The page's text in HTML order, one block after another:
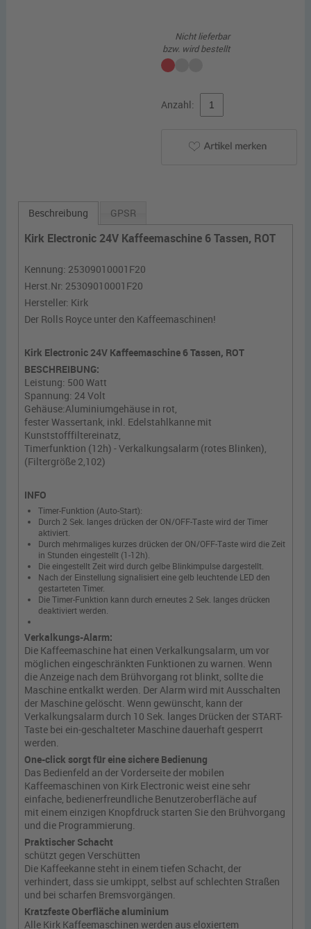
Nicht lieferbar
bzw. wird bestellt
Anzahl:
Beschreibung GPSR
Kirk Electronic 24V Kaffeemaschine 6 Tassen, ROT
Kennung: 25309010001F20
Herst.Nr: 25309010001F20
Hersteller: Kirk
Der Rolls Royce unter den Kaffeemaschinen!
Kirk Electronic 24V Kaffeemaschine 6 Tassen, ROT
BESCHREIBUNG:
Leistung: 500 Watt
Spannung: 24 Volt
Gehäuse:Aluminiumgehäuse in rot,
fester Wassertank, inkl. Edelstahlkanne mit
Kunststofffiltereinatz,
Timerfunktion (12h) - Verkalkungsalarm (rotes Blinken),
(Filtergröße 2,102)
INFO
Timer-Funktion (Auto-Start):
Durch 2 Sek. langes drücken der ON/OFF-Taste wird der Timer
aktiviert.
Durch mehrmaliges kurzes drücken der ON/OFF-Taste wird die Zeit
in Stunden eingestellt (1-12h).
Die eingestellt Zeit wird durch gelbe Blinkimpulse dargestellt.
Nach der Einstellung signalisiert eine gelb leuchtende LED den
gestarteten Timer.
Die Timer-Funktion kann durch erneutes 2 Sek. langes drücken
deaktiviert werden.
Verkalkungs-Alarm:
Die Kaffeemaschine hat einen Verkalkungsalarm, um vor
möglichen eingeschränkten Funktionen zu warnen. Wenn
die Anzeige nach dem Brühvorgang rot blinkt, sollte die
Maschine entkalkt werden. Der Alarm wird mit Ausschalten
der Maschine gelöscht. Wenn gewünscht, kann der
Verkalkungsalarm durch 10 Sek. langes Drücken der START-
Taste bei ein-geschalteter Maschine dauerhaft gesperrt
werden.
One-click sorgt für eine sichere Bedienung
Das Bedienfeld an der Vorderseite der mobilen
Kaffeemaschinen von Kirk Electronic weist eine sehr
einfache, bedienerfreundliche Benutzeroberfläche auf
mit einem einzigen Knopfdruck starten Sie den Brühvorgang
und die Programmierung.
Praktischer Schacht
schützt gegen Verschütten
Die Kaffeekanne steht in einem tiefen Schacht, der
verhindert, dass sie umkippt, selbst auf schlechten Straßen
und bei scharfen Bremsvorgängen.
Kratzfeste Oberfläche aluminium
Alle Kirk Kaffeemaschinen werden aus eloxiertem